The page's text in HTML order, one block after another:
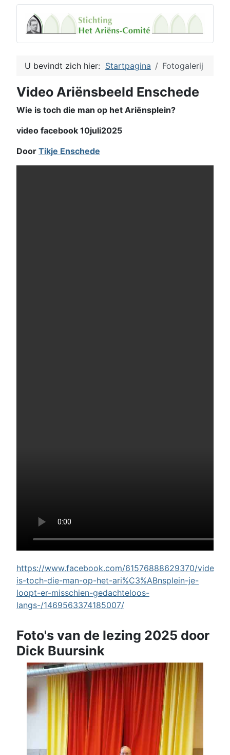
U bevindt zich hier: Startpagina Fotogalerij
Video Ariënsbeeld Enschede
Wie is toch die man op het Ariënsplein?
video facebook 10juli2025
Door Tikje Enschede
https://www.facebook.com/61576888629370/videos/
is-toch-die-man-op-het-ari%C3%ABnsplein-je-
loopt-er-misschien-gedachteloos-
langs-/1469563374185007/
Foto's van de lezing 2025 door
Dick Buursink